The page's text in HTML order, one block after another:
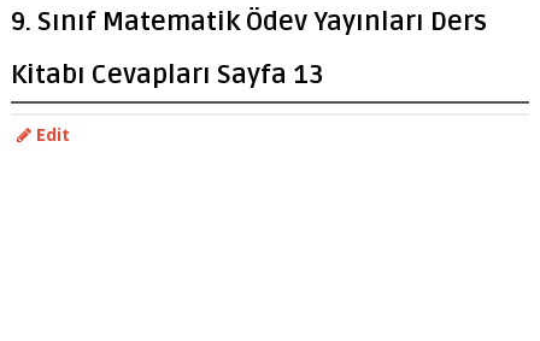
9. Sınıf Matematik Ödev Yayınları Ders
Kitabı Cevapları Sayfa 13
Edit